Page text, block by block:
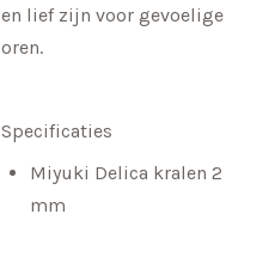
en lief zijn voor gevoelige
oren.
Specificaties
Miyuki Delica kralen 2
mm